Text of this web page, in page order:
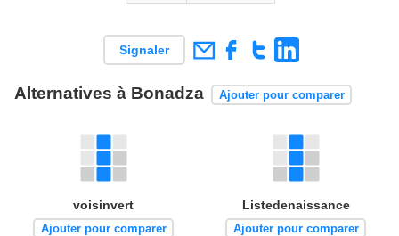
Signaler
Alternatives à Bonadza Ajouter pour comparer
voisinvert
Ajouter pour comparer
Listedenaissance
Ajouter pour comparer